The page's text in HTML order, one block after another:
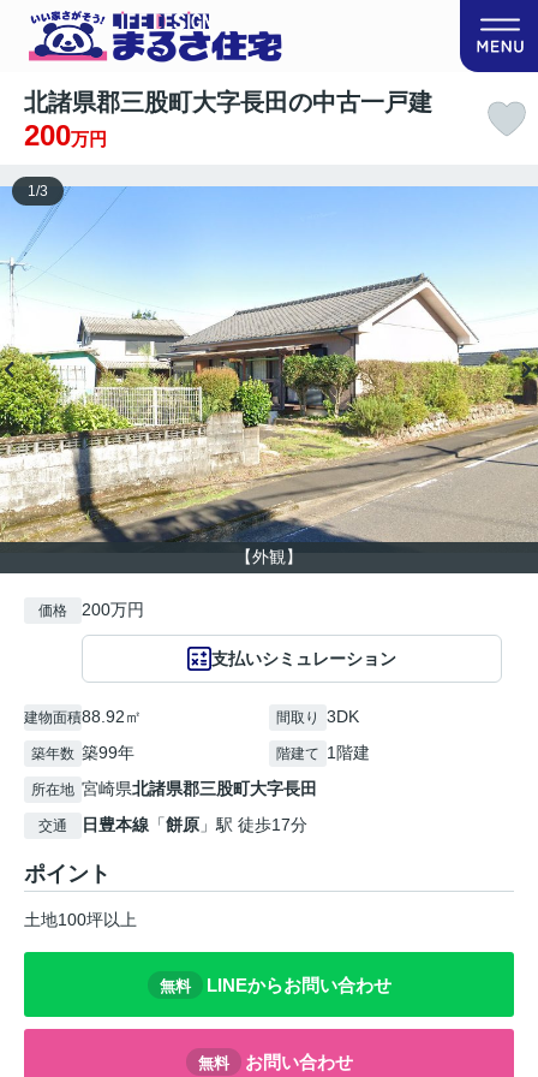
北諸県郡三股町大字長田の中古一戸建
200万円
【外観】
1/3
価格 200万円
支払いシミュレーション
建物面積88.92㎡ 間取り 3DK
築年数 築99年 階建て 1階建
所在地 宮崎県北諸県郡三股町大字長田
交通 日豊本線 「餅原 」駅 徒歩17分
ポイント
土地100坪以上
無料 LINEからお問い合わせ
無料 お問い合わせ